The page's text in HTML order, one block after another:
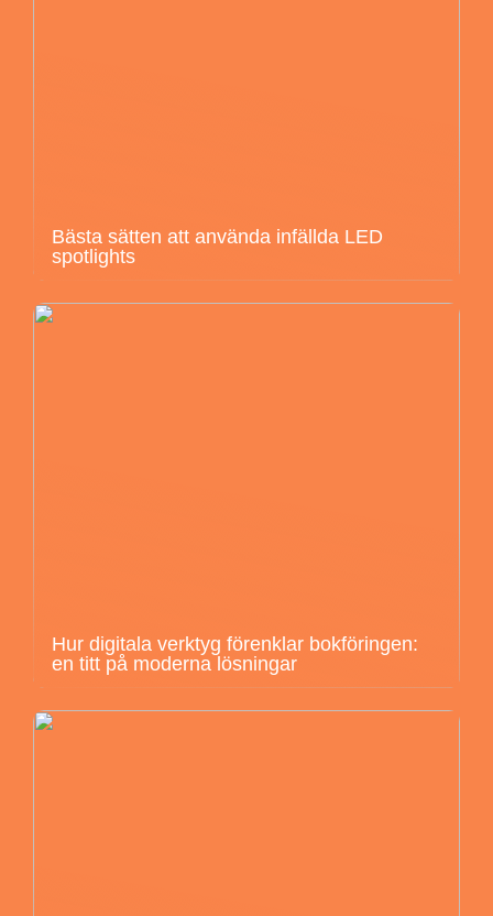
Bästa sätten att använda infällda LED
spotlights
Hur digitala verktyg förenklar bokföringen:
en titt på moderna lösningar